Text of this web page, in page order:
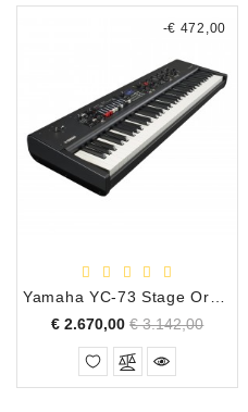
Versterking
Instruments
Shop
Bladmuziek
DEMO
OPRUIMING
-€ 472,00
€ 2.670,00 Normale
prijs
€ 3.142,00Prijs